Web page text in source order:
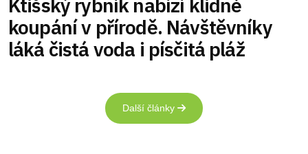
Ktišský rybník nabízí klidné
koupání v přírodě. Návštěvníky
láká čistá voda i písčitá pláž
Další články